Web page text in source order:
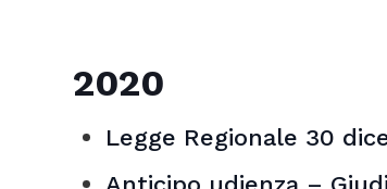
2020
Legge Regionale 30